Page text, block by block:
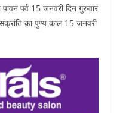
पर्व 15 जनवरी दिन गुरुवार
का पुण्य काल 15 जनवरी